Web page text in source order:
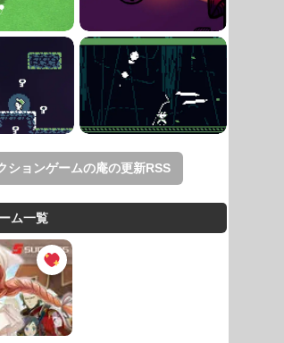
ションゲームの庵の更新RSS
ム一覧